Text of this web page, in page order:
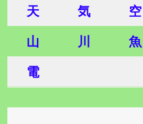
天 気 空
山
川 魚
電